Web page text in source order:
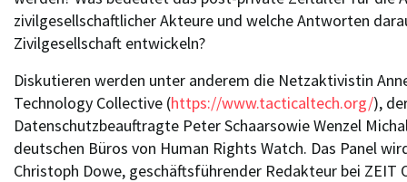
zivilgesellschaftlicher Akteure und welche Antworten
Zivilgesellschaft entwickeln?
Diskutieren werden unter anderem die Netzaktivistin
Technology Collective (https://www.tacticaltech.org/),
Datenschutzbeauftragte Peter Schaarsowie Wenzel
deutschen Büros von Human Rights Watch. Das Panel
Christoph Dowe, geschäftsführender Redakteur bei ZEIT